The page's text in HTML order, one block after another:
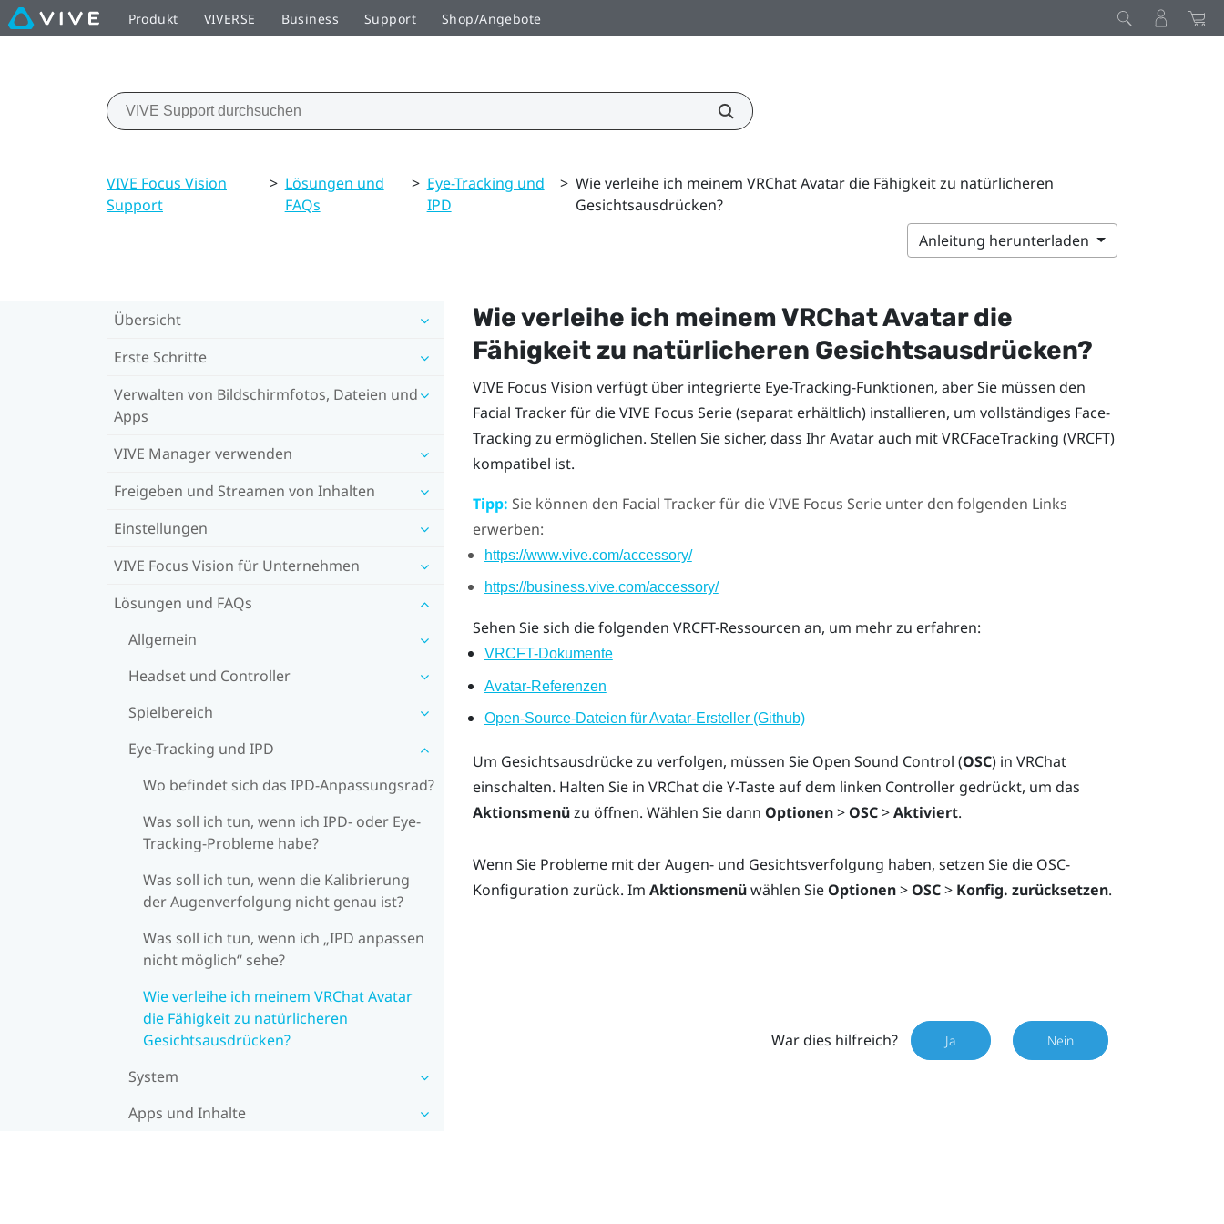
Produkt VIVERSE Business Support Shop/Angebote
VIVE Focus Vision
Support
> Lösungen und
FAQs
> Eye-Tracking und
IPD
> Wie verleihe ich meinem VRChat Avatar die Fähigkeit zu natürlicheren
Gesichtsausdrücken?
Anleitung herunterladen
Übersicht
Erste Schritte
Verwalten von Bildschirmfotos, Dateien und
Apps
VIVE Manager verwenden
Freigeben und Streamen von Inhalten
Einstellungen
VIVE Focus Vision für Unternehmen
Lösungen und FAQs
Allgemein
Headset und Controller
Spielbereich
Eye-Tracking und IPD
Wo befindet sich das IPD-Anpassungsrad?
Was soll ich tun, wenn ich IPD- oder Eye-
Tracking-Probleme habe?
Was soll ich tun, wenn die Kalibrierung
der Augenverfolgung nicht genau ist?
Was soll ich tun, wenn ich „IPD anpassen
nicht möglich“ sehe?
Wie verleihe ich meinem VRChat Avatar
die Fähigkeit zu natürlicheren
Gesichtsausdrücken?
System
Apps und Inhalte
Wie verleihe ich meinemVRChatAvatar die
Fähigkeit zu natürlicheren Gesichtsausdrücken?
VIVE Focus Vision verfügt über integrierte Eye-Tracking-Funktionen, aber Sie müssen den
Facial Tracker für die VIVE Focus Serie(separat erhältlich) installieren, um vollständiges Face-
Tracking zu ermöglichen. Stellen Sie sicher, dass Ihr Avatar auch mit VRCFaceTracking (VRCFT)
kompatibel ist.
Tipp: Sie können den Facial Tracker für die VIVE Focus Serieunter den folgenden Links
erwerben:
https://www.vive.com/accessory/
https://business.vive.com/accessory/
Sehen Sie sich die folgenden VRCFT-Ressourcen an, um mehr zu erfahren:
VRCFT-Dokumente
Avatar-Referenzen
Open-Source-Dateien für Avatar-Ersteller (Github)
Um Gesichtsausdrücke zu verfolgen, müssen Sie Open Sound Control (OSC) in VRChat
einschalten. Halten Sie in VRChatdieY-Taste auf dem linken Controller gedrückt, um das
Aktionsmenüzu öffnen. Wählen Sie dann Optionen> OSC>Aktiviert.
Wenn Sie Probleme mit der Augen- und Gesichtsverfolgung haben, setzen Sie die OSC-
Konfiguration zurück. Im Aktionsmenüwählen Sie Optionen> OSC> Konfig. zurücksetzen.
War dies hilfreich? Ja Nein